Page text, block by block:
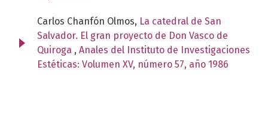
Carlos Chanfón Olmos, La catedral de San
Salvador. El gran proyecto de Don Vasco de
Quiroga , Anales del Instituto de Investigaciones
Estéticas: Volumen XV, número 57, año 1986